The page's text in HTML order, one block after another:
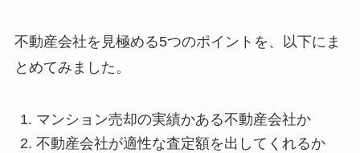
不動産会社を見極める5つのポイントを、以下にま
とめてみました。
マンション売却の実績かある不動産会社か
不動産会社が適性な査定額を出してくれるか